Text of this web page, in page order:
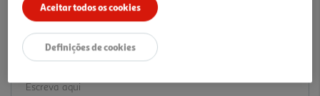
1,59 €
Notas de preparação
Aceitar todos os cookies
Definições de cookies